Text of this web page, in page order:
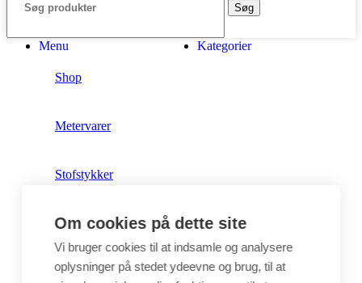
Søg
Menu Kategorier
Shop
Metervarer
Stofstykker
Puder
Unika
Om cookies på dette site
Vi bruger cookies til at indsamle og analysere
oplysninger på stedet ydeevne og brug, til at